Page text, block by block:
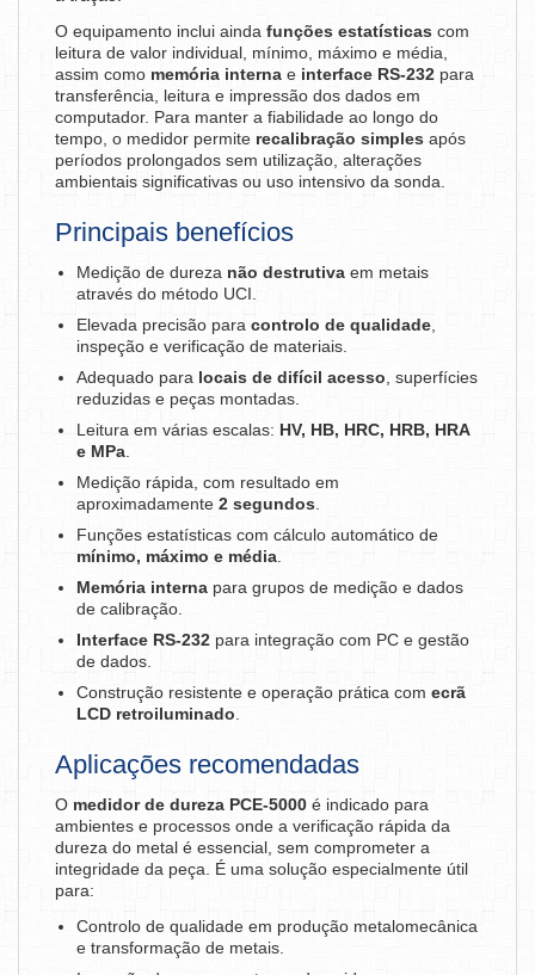
O equipamento inclui ainda funções estatísticas com
leitura de valor individual, mínimo, máximo e média,
assim como memória interna e interface RS-232 para
transferência, leitura e impressão dos dados em
computador. Para manter a fiabilidade ao longo do
tempo, o medidor permite recalibração simples após
períodos prolongados sem utilização, alterações
ambientais significativas ou uso intensivo da sonda.
Principais benefícios
Medição de dureza não destrutiva em metais
através do método UCI.
Elevada precisão para controlo de qualidade
inspeção e verificação de materiais.
Adequado para locais de difícil acesso , superfícies
reduzidas e peças montadas.
Leitura em várias escalas: HV, HB, HRC, HRB, HRA
e MPa
Medição rápida, com resultado em
aproximadamente 2 segundos
Funções estatísticas com cálculo automático de
mínimo, máximo e média
Memória interna para grupos de medição e dados
de calibração.
Interface RS-232 para integração com PC e gestão
de dados.
Construção resistente e operação prática com ecrã
LCD retroiluminado
Aplicações recomendadas
O medidor de dureza PCE-5000 é indicado para
ambientes e processos onde a verificação rápida da
dureza do metal é essencial, sem comprometer a
integridade da peça. É uma solução especialmente útil
para:
Controlo de qualidade em produção metalomecânica
e transformação de metais.